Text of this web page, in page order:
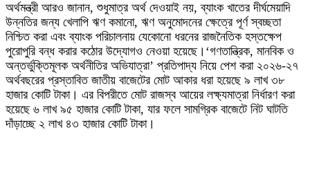
অর্থমন্ত্রী আরও জানান, শুধুমাত্র অর্থ দেওয়াই নয়, ব্যাংক খাতের দীর্ঘমেয়াদি
উন্নতির জন্য খেলাপি ঋণ কমানো, ঋণ অনুমোদনের ক্ষেত্রে পূর্ণ স্বচ্ছতা
নিশ্চিত করা এবং ব্যাংক পরিচালনায় যেকোনো ধরনের রাজনৈতিক হস্তক্ষেপ
পুরোপুরি বন্ধ করার কঠোর উদ্যোগও নেওয়া হয়েছে।‘গণতান্ত্রিক, মানবিক ও
অন্তর্ভুক্তিমূলক অর্থনীতির অভিযাত্রা’ প্রতিপাদ্য নিয়ে পেশ করা ২০২৬-২৭
অর্থবছরের প্রস্তাবিত জাতীয় বাজেটের মোট আকার ধরা হয়েছে ৯ লাখ ৩৮
হাজার কোটি টাকা। এর বিপরীতে মোট রাজস্ব আয়ের লক্ষ্যমাত্রা নির্ধারণ করা
হয়েছে ৬ লাখ ৯৫ হাজার কোটি টাকা, যার ফলে সামগ্রিক বাজেটে নিট ঘাটতি
দাঁড়াচ্ছে ২ লাখ ৪৩ হাজার কোটি টাকা।